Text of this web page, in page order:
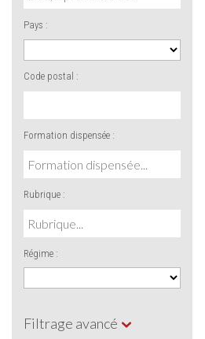
Pays :
Code postal :
Formation dispensée :
Rubrique :
Régime :
Filtrage avancé